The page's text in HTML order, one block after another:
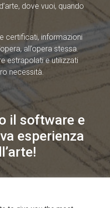
dove vuoi, quando
certificati, informazioni
all’opera stessa.
estrapolati e utilizzati
necessità.
il software e
esperienza